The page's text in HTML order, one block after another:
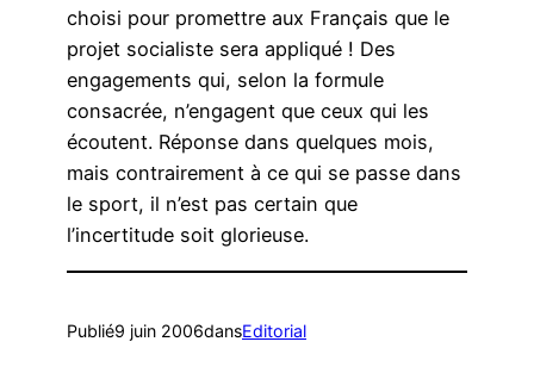
choisi pour promettre aux Français que le
projet socialiste sera appliqué ! Des
engagements qui, selon la formule
consacrée, n’engagent que ceux qui les
écoutent. Réponse dans quelques mois,
mais contrairement à ce qui se passe dans
le sport, il n’est pas certain que
l’incertitude soit glorieuse.
Publié9 juin 2006dansEditorial